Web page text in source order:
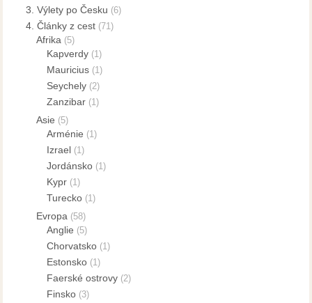
3. Výlety po Česku (6)
4. Články z cest (71)
Afrika (5)
Kapverdy (1)
Mauricius (1)
Seychely (2)
Zanzibar (1)
Asie (5)
Arménie (1)
Izrael (1)
Jordánsko (1)
Kypr (1)
Turecko (1)
Evropa (58)
Anglie (5)
Chorvatsko (1)
Estonsko (1)
Faerské ostrovy (2)
Finsko (3)